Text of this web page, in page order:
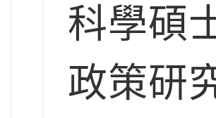
科學碩
政策研